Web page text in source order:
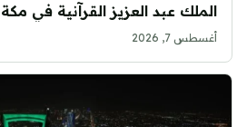
الملك عبد العزيز القرآنية في
أغسطس 7, 2026